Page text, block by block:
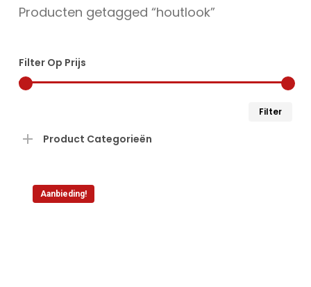
Producten getagged “houtlook”
Filter Op Prijs
Filter
Product Categorieën
Aanbieding!